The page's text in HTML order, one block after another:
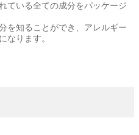
ている全ての成分をパッケージ
を知ることができ、アレルギー
なります。